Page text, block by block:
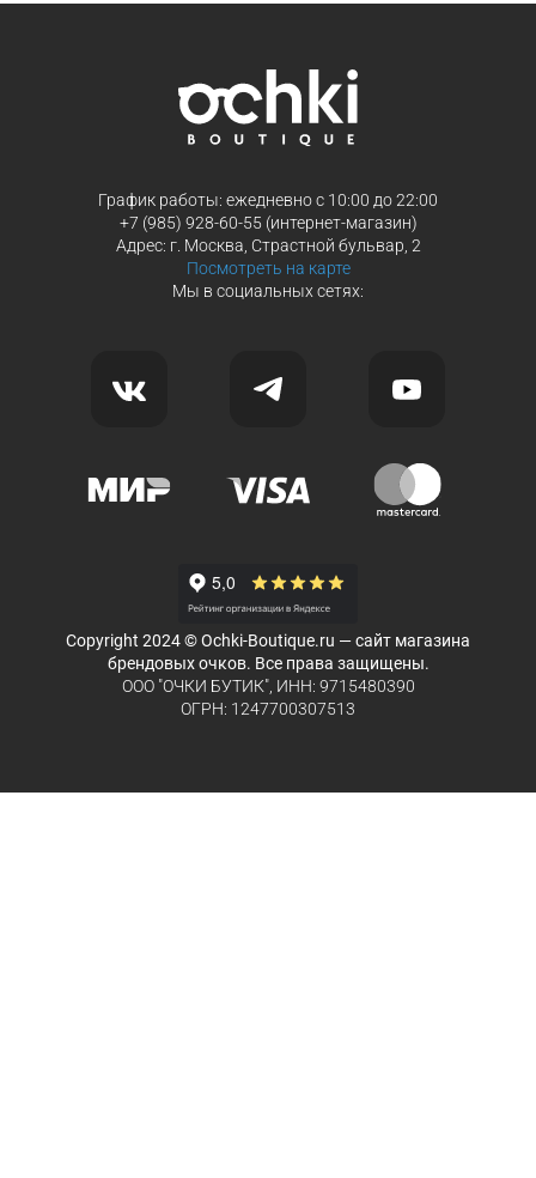
График работы: ежедневно с 10:00 до 22:00
+7 (985) 928-60-55 (интернет-магазин)
Адрес: г. Москва, Страстной бульвар, 2
Посмотреть на карте
Мы в социальных сетях:
Copyright 2024 © Ochki-Boutique.ru — сайт магазина
брендовых очков. Все права защищены.
ООО "ОЧКИ БУТИК", ИНН: 9715480390
ОГРН: 1247700307513